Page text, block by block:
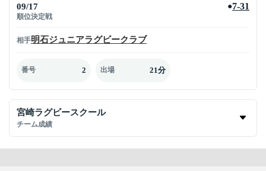
09/17
順位決定戦
●7-31
相手明石ジュニアラグビークラブ
番号 2 出場 21分
宮崎ラグビースクール
チーム成績